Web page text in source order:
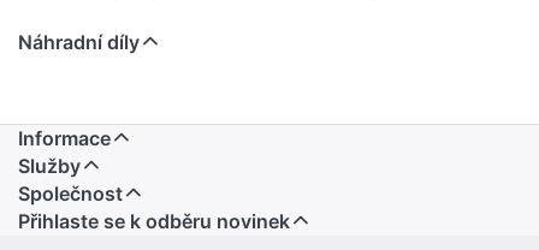
Materiál odtokové armatury: kov
Taxonomie EU: max. 6 l/min - možný významný
příspěvek (SC)
Náhradní díly
Informace
Služby
Společnost
Přihlaste se k odběru novinek